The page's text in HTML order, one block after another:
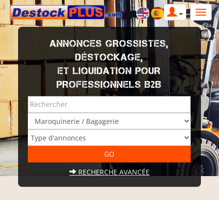
ANNONCES GROSSISTES,
DÉSTOCKAGE,
ET LIQUIDATION POUR
PROFESSIONNELS B2B
RECHERCHE AVANCÉE